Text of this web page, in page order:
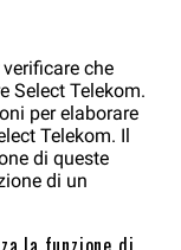
che
Select Telekom.
per elaborare
Telekom. Il
di queste
di un